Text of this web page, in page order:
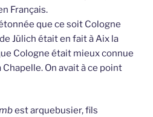
Français.
que ce soit Cologne
Jülich était en fait à Aix la
Cologne était mieux connue
On avait à ce point
est arquebusier, fils